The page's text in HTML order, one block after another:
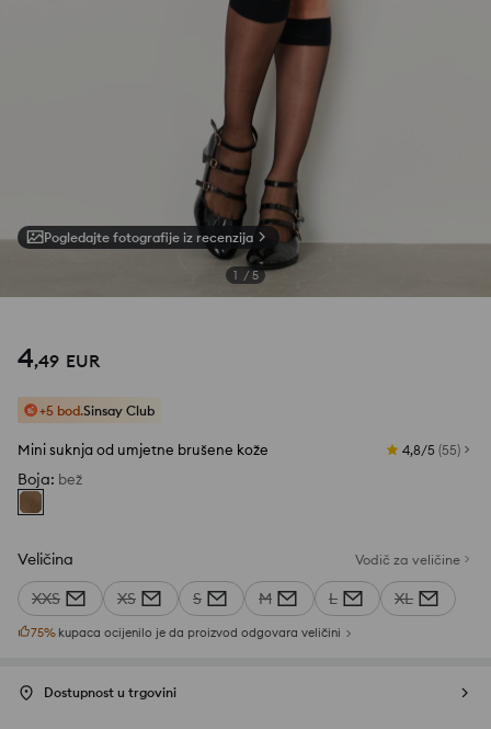
Pogledajte fotografije iz recenzija
1 / 5
4,49 EUR
+5 bod.Sinsay Club
Mini suknja od umjetne brušene kože 4,8/5 (55)
Boja: bež
Veličina Vodič za veličine
XXS XS S M L XL
75% kupaca ocijenilo je da proizvod odgovara veličini
Dostupnost u trgovini